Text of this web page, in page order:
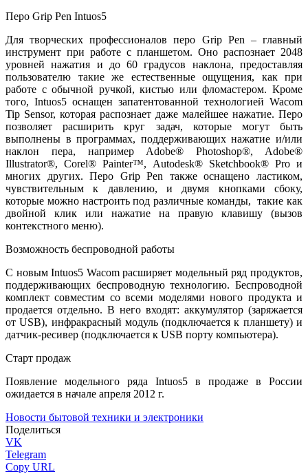
Перо Grip Pen Intuos5
Для творческих профессионалов перо Grip Pen – главный
инструмент при работе с планшетом. Оно распознает 2048
уровней нажатия и до 60 градусов наклона, предоставляя
пользователю такие же естественные ощущения, как при
работе с обычной ручкой, кистью или фломастером. Кроме
того, Intuos5 оснащен запатентованной технологией Wacom
Tip Sensor, которая распознает даже малейшее нажатие. Перо
позволяет расширить круг задач, которые могут быть
выполнены в программах, поддерживающих нажатие и/или
наклон пера, например Adobe® Photoshop®, Adobe®
Illustrator®, Corel® Painter™, Autodesk® Sketchbook® Pro и
многих других. Перо Grip Pen также оснащено ластиком,
чувствительным к давлению, и двумя кнопками сбоку,
которые можно настроить под различные команды, такие как
двойной клик или нажатие на правую клавишу (вызов
контекстного меню).
Возможность беспроводной работы
С новым Intuos5 Wacom расширяет модельный ряд продуктов,
поддерживающих беспроводную технологию. Беспроводной
комплект совместим со всеми моделями нового продукта и
продается отдельно. В него входят: аккумулятор (заряжается
от USB), инфракрасный модуль (подключается к планшету) и
датчик-ресивер (подключается к USB порту компьютера).
Старт продаж
Появление модельного ряда Intuos5 в продаже в России
ожидается в начале апреля 2012 г.
Новости бытовой техники и электроники
Поделиться
VK
Telegram
Copy URL